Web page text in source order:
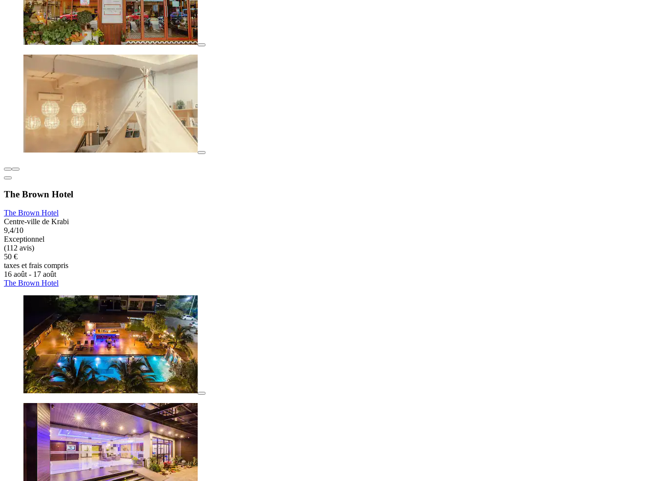
The Brown Hotel
The Brown Hotel
Centre-ville de Krabi
9,4/10
Exceptionnel
(112 avis)
50 €
taxes et frais compris
16 août - 17 août
The Brown Hotel